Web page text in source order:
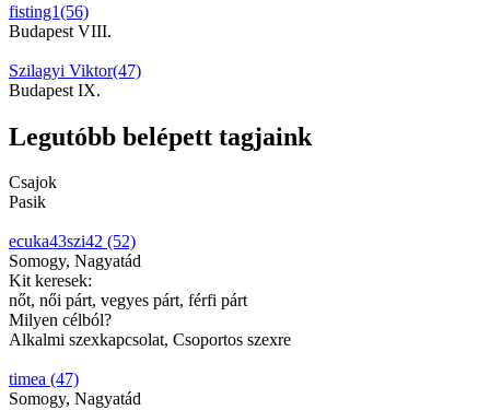
fisting1(56)
Budapest VIII.
Szilagyi Viktor(47)
Budapest IX.
Legutóbb belépett tagjaink
Csajok
Pasik
ecuka43szi42 (52)
Somogy, Nagyatád
Kit keresek:
nőt, női párt, vegyes párt, férfi párt
Milyen célból?
Alkalmi szexkapcsolat, Csoportos szexre
timea (47)
Somogy, Nagyatád